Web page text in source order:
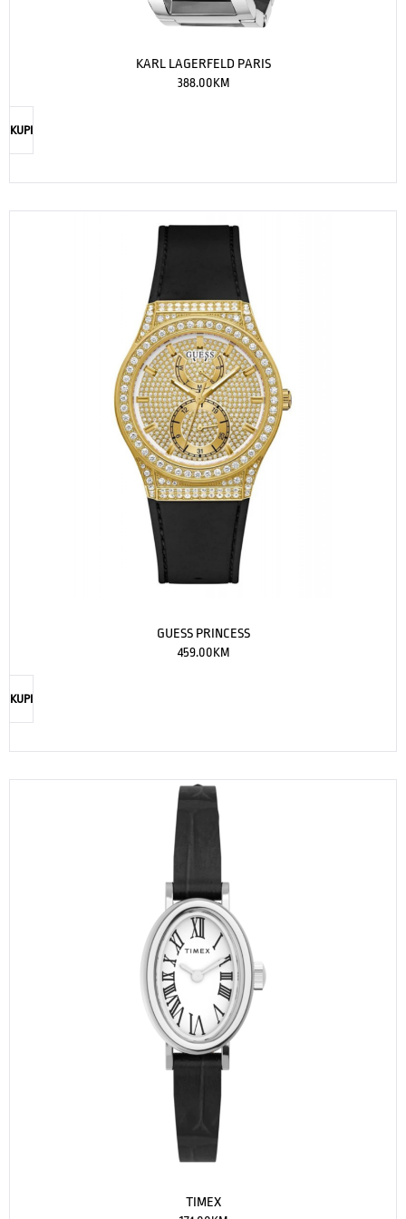
KARL LAGERFELD PARIS
388.00KM
KUPI
GUESS PRINCESS
459.00KM
KUPI
TIMEX